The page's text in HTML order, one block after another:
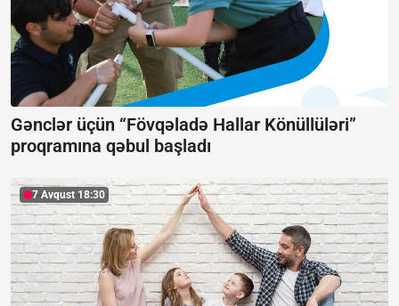
Gənclər üçün “Fövqəladə Hallar Könüllüləri”
proqramına qəbul başladı
7 Avqust 18:30